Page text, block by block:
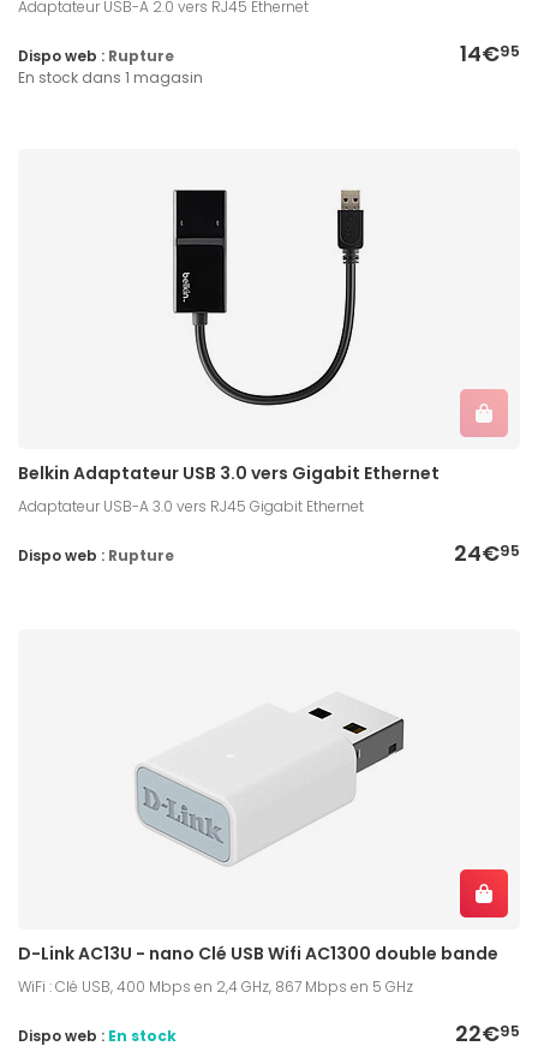
Adaptateur USB-A 2.0 vers RJ45 Ethernet
14€95
Dispo web : Rupture
En stock dans 1 magasin
Belkin Adaptateur USB 3.0 vers Gigabit Ethernet
Adaptateur USB-A 3.0 vers RJ45 Gigabit Ethernet
24€95
Dispo web : Rupture
D-Link AC13U - nano Clé USB Wifi AC1300 double bande
WiFi : Clé USB, 400 Mbps en 2,4 GHz, 867 Mbps en 5 GHz
22€95
Dispo web : En stock